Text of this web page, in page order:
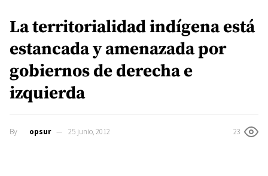
La territorialidad indígena está
estancada y amenazada por
gobiernos de derecha e
izquierda
By opsur 25 junio, 2012 23